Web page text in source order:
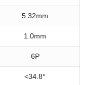
5.32mm
1.0mm
6P
<34.8°